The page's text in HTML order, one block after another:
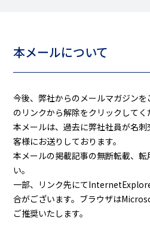
本メールについて
今後、弊社からのメールマガジン
のリンクから解除をクリックしてく
本メールは、過去に弊社社員が名
客様にお送りしております。
本メールの掲載記事の無断転載、
い。
一部、リンク先にて
合がございます。ブラウザは
ご推奨いたします。